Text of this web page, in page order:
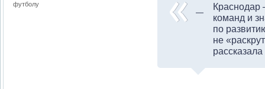
футболу
Краснодар
команд и
по
не